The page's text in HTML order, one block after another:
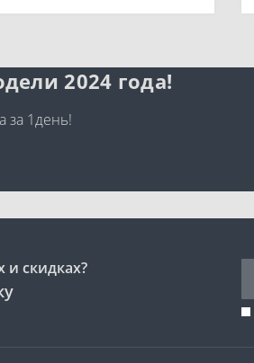
2024 года!
за 1день!
и скидках?